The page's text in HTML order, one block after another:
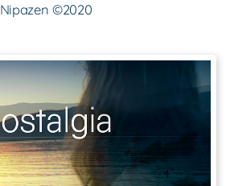
Nipazen ©2020